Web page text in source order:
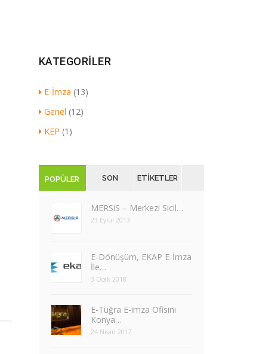
KATEGORILER
E-İmza (13)
Genel (12)
KEP (1)
POPÜLER SON
YAZILAR
ETIKETLER
MERSiS – Merkezi Sicil…
23 Eylül 2013
​E-Dönüşüm, EKAP E-İmza
İle…
3 Ocak 2018
E-Tuğra E-imza Ofisini
Konya…
24 Nisan 2017